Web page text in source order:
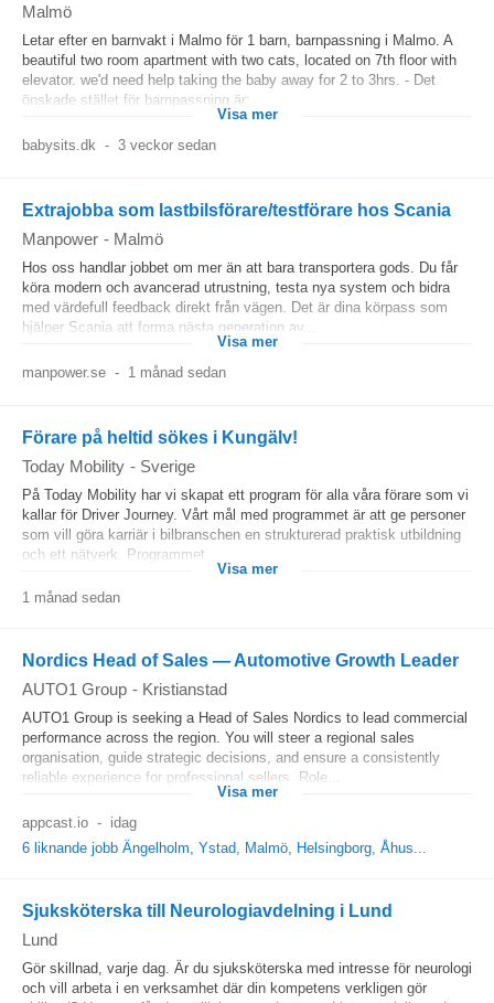
Malmö
Letar efter en barnvakt i Malmo för 1 barn, barnpassning i Malmo. A
beautiful two room apartment with two cats, located on 7th floor with
elevator. we'd need help taking the baby away for 2 to 3hrs. - Det
önskade stället för barnpassning är:...
Visa mer
babysits.dk - 3 veckor sedan
Extrajobba som lastbilsförare/testförare hos Scania
Manpower - Malmö
Hos oss handlar jobbet om mer än att bara transportera gods. Du får
köra modern och avancerad utrustning, testa nya system och bidra
med värdefull feedback direkt från vägen. Det är dina körpass som
hjälper Scania att forma nästa generation av...
Visa mer
manpower.se - 1 månad sedan
Förare på heltid sökes i Kungälv!
Today Mobility - Sverige
På Today Mobility har vi skapat ett program för alla våra förare som vi
kallar för Driver Journey. Vårt mål med programmet är att ge personer
som vill göra karriär i bilbranschen en strukturerad praktisk utbildning
och ett nätverk. Programmet...
Visa mer
1 månad sedan
Nordics Head of Sales — Automotive Growth Leader
AUTO1 Group - Kristianstad
AUTO1 Group is seeking a Head of Sales Nordics to lead commercial
performance across the region. You will steer a regional sales
organisation, guide strategic decisions, and ensure a consistently
reliable experience for professional sellers. Role...
Visa mer
appcast.io - idag
6 liknande jobb Ängelholm, Ystad, Malmö, Helsingborg, Åhus...
Sjuksköterska till Neurologiavdelning i Lund
Lund
Gör skillnad, varje dag. Är du sjuksköterska med intresse för neurologi
och vill arbeta i en verksamhet där din kompetens verkligen gör